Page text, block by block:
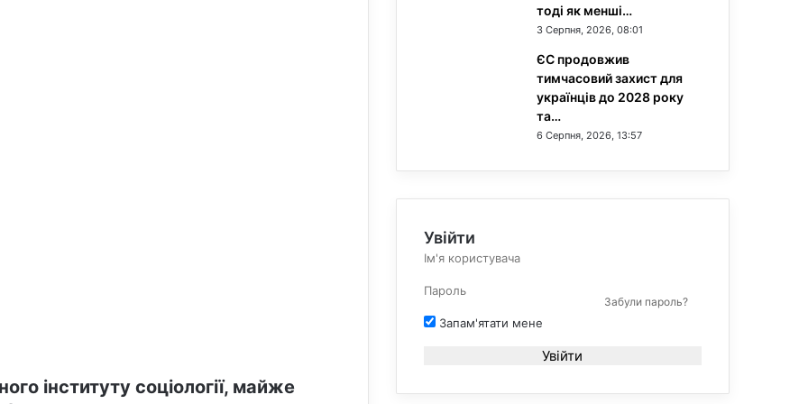
інституту соціології, майже
тоді як менші…
3 Серпня, 2026, 08:01
ЄС продовжив
тимчасовий захист для
українців до 2028 року
та…
6 Серпня, 2026, 13:57
Увійти
Забули пароль?
Запам'ятати мене
Увійти